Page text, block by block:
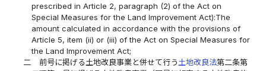
prescribed in Article 2, paragraph (2) of the Act on
Special Measures for the Land Improvement Act):The
amount calculated in accordance with the provisions of
Article 5, item (ii) or (iii) of the Act on Special Measures for
the Land Improvement Act;
二
前号に掲げる土地改良事業と併せて行う土地改良法第二条第